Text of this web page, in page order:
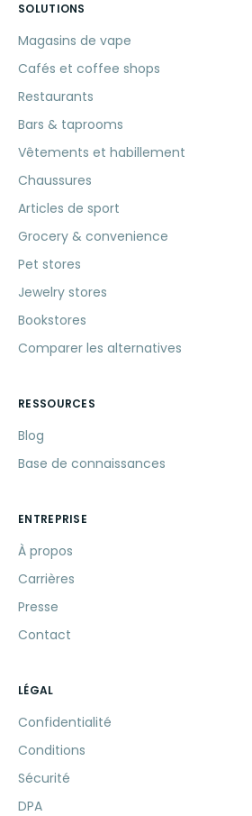
SOLUTIONS
Magasins de vape
Cafés et coffee shops
Restaurants
Bars & taprooms
Vêtements et habillement
Chaussures
Articles de sport
Grocery & convenience
Pet stores
Jewelry stores
Bookstores
Comparer les alternatives
RESSOURCES
Blog
Base de connaissances
ENTREPRISE
À propos
Carrières
Presse
Contact
LÉGAL
Confidentialité
Conditions
Sécurité
DPA